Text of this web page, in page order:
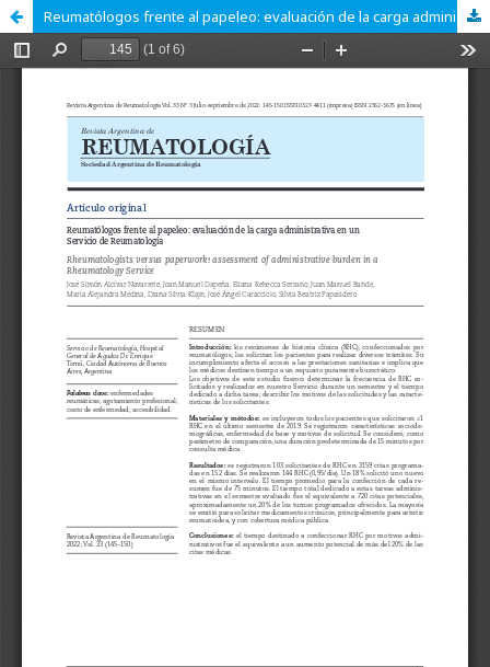
Reumatólogos frente al papeleo: evaluación de la carga administrativa en un Servicio de Reumatología